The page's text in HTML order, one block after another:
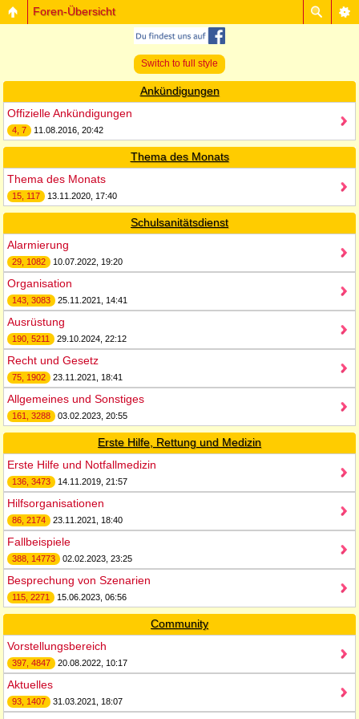
Foren-Übersicht
Switch to full style
Ankündigungen
Offizielle Ankündigungen
4, 7 11.08.2016, 20:42
Thema des Monats
Thema des Monats
15, 117 13.11.2020, 17:40
Schulsanitätsdienst
Alarmierung
29, 1082 10.07.2022, 19:20
Organisation
143, 3083 25.11.2021, 14:41
Ausrüstung
190, 5211 29.10.2024, 22:12
Recht und Gesetz
75, 1902 23.11.2021, 18:41
Allgemeines und Sonstiges
161, 3288 03.02.2023, 20:55
Erste Hilfe, Rettung und Medizin
Erste Hilfe und Notfallmedizin
136, 3473 14.11.2019, 21:57
Hilfsorganisationen
86, 2174 23.11.2021, 18:40
Fallbeispiele
388, 14773 02.02.2023, 23:25
Besprechung von Szenarien
115, 2271 15.06.2023, 06:56
Community
Vorstellungsbereich
397, 4847 20.08.2022, 10:17
Aktuelles
93, 1407 31.03.2021, 18:07